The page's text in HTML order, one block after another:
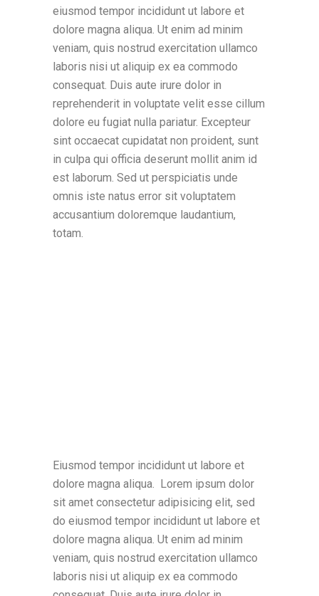
eiusmod tempor incididunt ut labore et
dolore magna aliqua. Ut enim ad minim
veniam, quis nostrud exercitation ullamco
laboris nisi ut aliquip ex ea commodo
consequat. Duis aute irure dolor in
reprehenderit in voluptate velit esse cillum
dolore eu fugiat nulla pariatur. Excepteur
sint occaecat cupidatat non proident, sunt
in culpa qui officia deserunt mollit anim id
est laborum. Sed ut perspiciatis unde
omnis iste natus error sit voluptatem
accusantium doloremque laudantium,
totam.
Eiusmod tempor incididunt ut labore et
dolore magna aliqua. Lorem ipsum dolor
sit amet consectetur adipisicing elit, sed
do eiusmod tempor incididunt ut labore et
dolore magna aliqua. Ut enim ad minim
veniam, quis nostrud exercitation ullamco
laboris nisi ut aliquip ex ea commodo